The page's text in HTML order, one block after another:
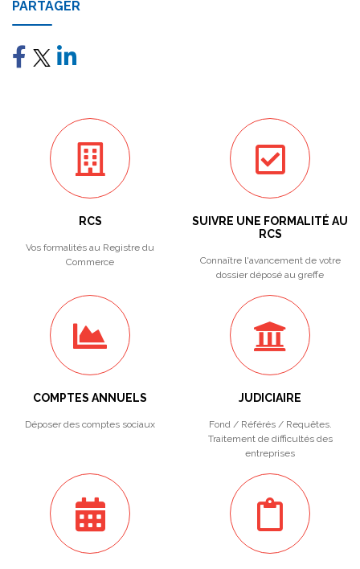
PARTAGER
RCS
Vos formalités au Registre du
Commerce
SUIVRE UNE FORMALITÉ AU
RCS
Connaître l'avancement de votre
dossier déposé au greffe
COMPTES ANNUELS
Déposer des comptes sociaux
JUDICIAIRE
Fond / Référés / Requêtes.
Traitement de difficultés des
entreprises